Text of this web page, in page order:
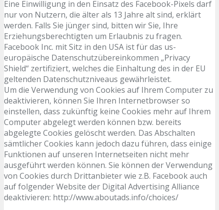
Eine Einwilligung in den Einsatz des Facebook-Pixels darf
nur von Nutzern, die älter als 13 Jahre alt sind, erklärt
werden. Falls Sie jünger sind, bitten wir Sie, Ihre
Erziehungsberechtigten um Erlaubnis zu fragen.
Facebook Inc. mit Sitz in den USA ist für das us-
europäische Datenschutzübereinkommen „Privacy
Shield“ zertifiziert, welches die Einhaltung des in der EU
geltenden Datenschutzniveaus gewährleistet.
Um die Verwendung von Cookies auf Ihrem Computer zu
deaktivieren, können Sie Ihren Internetbrowser so
einstellen, dass zukünftig keine Cookies mehr auf Ihrem
Computer abgelegt werden können bzw. bereits
abgelegte Cookies gelöscht werden. Das Abschalten
sämtlicher Cookies kann jedoch dazu führen, dass einige
Funktionen auf unseren Internetseiten nicht mehr
ausgeführt werden können. Sie können der Verwendung
von Cookies durch Drittanbieter wie z.B. Facebook auch
auf folgender Website der Digital Advertising Alliance
deaktivieren: http://www.aboutads.info/choices/